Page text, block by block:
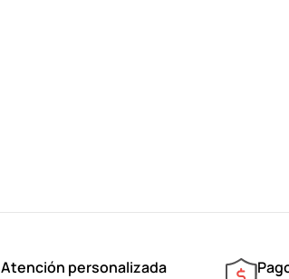
Atención personalizada